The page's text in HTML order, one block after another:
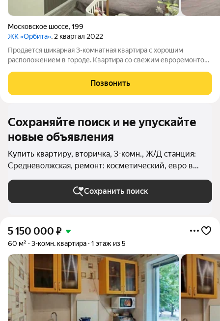
Московское шоссе,199
ЖК «Орбита», 2 квартал 2022
Продается шикарная 3-комнатная квартира с хорошим
расположением в городе. Квартира со свежим евроремонтом.
кв.м , комнаты: 20.1м,14.1м,12.5м В квартире обустроена
большая лоджия 12м, вход на
Позвонить
Сохраняйте поиск и не упускайте
новые объявления
Купить квартиру, вторичка, 3-комн., Ж/Д станция:
Средневолжская, ремонт: косметический, евро в
Самаре
Сохранить поиск
5 150 000 ₽
60 м² 3-комн. квартира 1 этаж из 5